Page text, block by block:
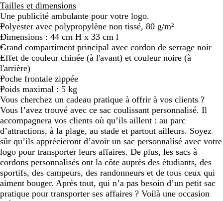
u
g
e
f
o
n
c
é
c
h
i
n
é
Tailles et dimensions
Une publicité ambulante pour votre logo.
Polyester avec polypropylène non tissé, 80 g/m²
Dimensions : 44 cm H x 33 cm l
Grand compartiment principal avec cordon de serrage noir
Effet de couleur chinée (à l'avant) et couleur noire (à
l'arrière)
Poche frontale zippée
Poids maximal : 5 kg
Vous cherchez un cadeau pratique à offrir à vos clients ?
Vous l’avez trouvé avec ce sac coulissant personnalisé. Il
accompagnera vos clients où qu’ils aillent : au parc
d’attractions, à la plage, au stade et partout ailleurs. Soyez
sûr qu’ils apprécieront d’avoir un sac personnalisé avec votre
logo pour transporter leurs affaires. De plus, les sacs à
cordons personnalisés ont la côte auprès des étudiants, des
sportifs, des campeurs, des randonneurs et de tous ceux qui
aiment bouger. Après tout, qui n’a pas besoin d’un petit sac
pratique pour transporter ses affaires ? Voilà une occasion